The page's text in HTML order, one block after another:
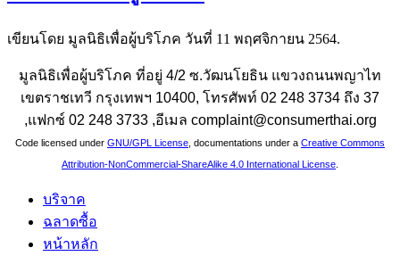
เขียนโดย มูลนิธิเพื่อผู้บริโภค วันที่ 11 พฤศจิกายน 2564.
มูลนิธิเพื่อผู้บริโภค ที่อยู่ 4/2 ซ.วัฒนโยธิน แขวงถนนพญาไท
เขตราชเทวี กรุงเทพฯ 10400, โทรศัพท์ 02 248 3734 ถึง 37
,แฟกซ์ 02 248 3733 ,อีเมล complaint@consumerthai.org
Code licensed under GNU/GPL License , documentations under a Creative Commons
Attribution-NonCommercial-ShareAlike 4.0 International License
บริจาค
ฉลาดซื้อ
หน้าหลัก